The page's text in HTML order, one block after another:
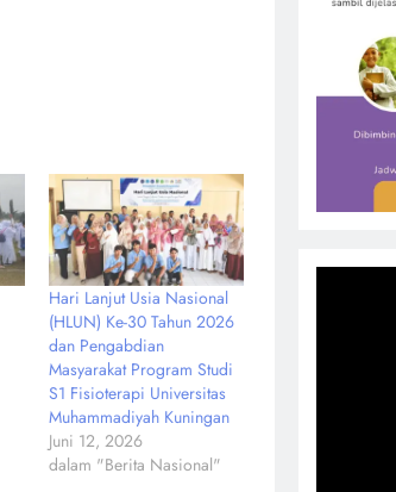
Hari Lanjut Usia Nasional
(HLUN) Ke-30 Tahun 2026
dan Pengabdian
Masyarakat Program Studi
S1 Fisioterapi Universitas
Muhammadiyah Kuningan
Juni 12, 2026
dalam "Berita Nasional"